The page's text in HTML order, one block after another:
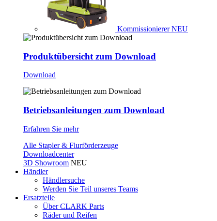
Kommissionierer NEU
Produktübersicht zum Download
Download
Betriebsanleitungen zum Download
Erfahren Sie mehr
Alle Stapler & Flurförderzeuge
Downloadcenter
3D Showroom NEU
Händler
Händlersuche
Werden Sie Teil unseres Teams
Ersatzteile
Über CLARK Parts
Räder und Reifen